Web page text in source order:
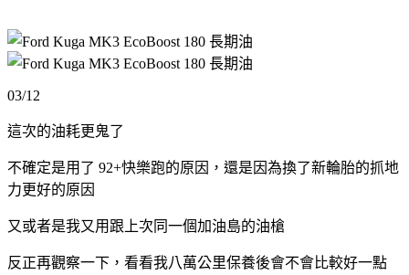
03/12
這次的油耗更鬼了
不確定是用了 92+快樂跑的原因，還是因為換了新輪胎的抓地
力更好的原因
又或者是我又用跟上次同一個加油島的油槍
反正再觀察一下，看看我八萬公里保養後會不會比較好一點